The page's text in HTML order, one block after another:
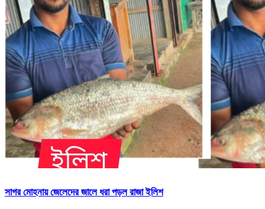
সাগর মোহনায় জেলেদের জালে ধরা পড়ল রাজা ইলিশ